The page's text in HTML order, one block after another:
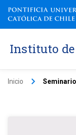
Instituto
Inicio keyboard_arrow_right